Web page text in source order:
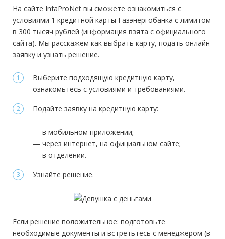
Стаж на последнем месте:
—
Общий трудовой стаж:
—
форме банка
Требования
Регистрация в РФ:
Постоянная
Общий трудовой стаж:
—
официальный сайт
Минимальный платеж:
до 3%
Документы
Обязательные:
Паспорт РФ Справка 2-НДФЛ Справка 3-НДФЛ Справка по
форме банка
Требования
Гражданство:
РФ
Постоянная
Стаж на последнем месте:
от 3 месяцев
На сайте InfaProNet вы сможете ознакомиться с
условиями 1 кредитной карты Газэнергобанка с лимитом
в 300 тысяч рублей (информация взята с официального
сайта). Мы расскажем как выбрать карту, подать онлайн
заявку и узнать решение.
Выберите подходящую кредитную карту,
ознакомьтесь с условиями и требованиями.
Подайте заявку на кредитную карту:
— в мобильном приложении;
— через интернет, на официальном сайте;
— в отделении.
Узнайте решение.
Если решение положительное: подготовьте
необходимые документы и встретьтесь с менеджером (в